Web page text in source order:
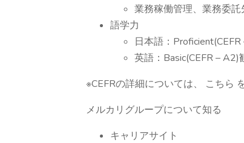
業務稼働管理、業務委託
語学力
日本語：
英語：Basic(CEFR – A2)
※CEFRの詳細については、 こちら
メルカリグループについて知る
キャリアサイト